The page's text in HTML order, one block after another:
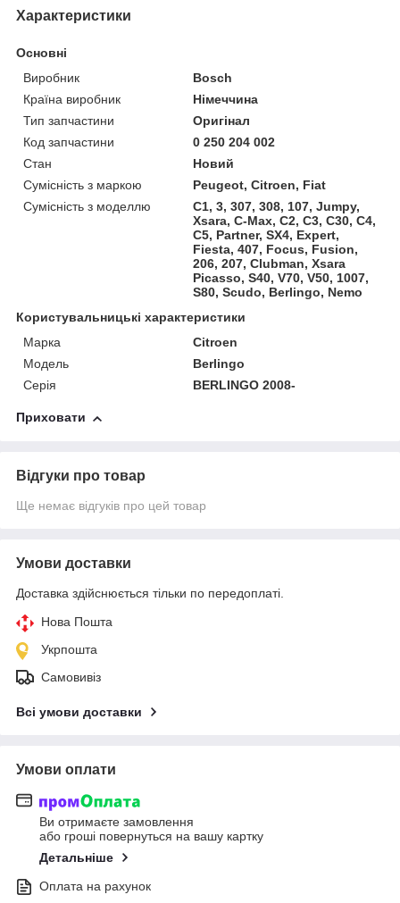
Характеристики
Основні
Виробник
Bosch
Країна виробник
Німеччина
Тип запчастини
Оригінал
Код запчастини
0 250 204 002
Стан
Новий
Сумісність з маркою
Peugeot, Citroen, Fiat
Сумісність з моделлю
C1, 3, 307, 308, 107, Jumpy,
Xsara, C-Max, C2, C3, C30, C4,
C5, Partner, SX4, Expert,
Fiesta, 407, Focus, Fusion,
206, 207, Clubman, Xsara
Picasso, S40, V70, V50, 1007,
S80, Scudo, Berlingo, Nemo
Користувальницькі характеристики
Марка
Citroen
Модель
Berlingo
Серія
BERLINGO 2008-
Приховати
Відгуки про товар
Ще немає відгуків про цей товар
Умови доставки
Доставка здійснюється тільки по передоплаті.
Нова Пошта
Укрпошта
Самовивіз
Всі умови доставки
Умови оплати
Ви отримаєте замовлення
або гроші повернуться на вашу картку
Детальніше
Оплата на рахунок